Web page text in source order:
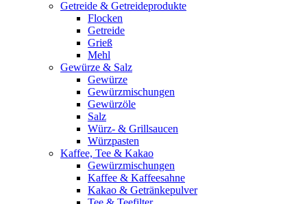
Getreide & Getreideprodukte
Flocken
Getreide
Grieß
Mehl
Gewürze & Salz
Gewürze
Gewürzmischungen
Gewürzöle
Salz
Würz- & Grillsaucen
Würzpasten
Kaffee, Tee & Kakao
Gewürzmischungen
Kaffee & Kaffeesahne
Kakao & Getränkepulver